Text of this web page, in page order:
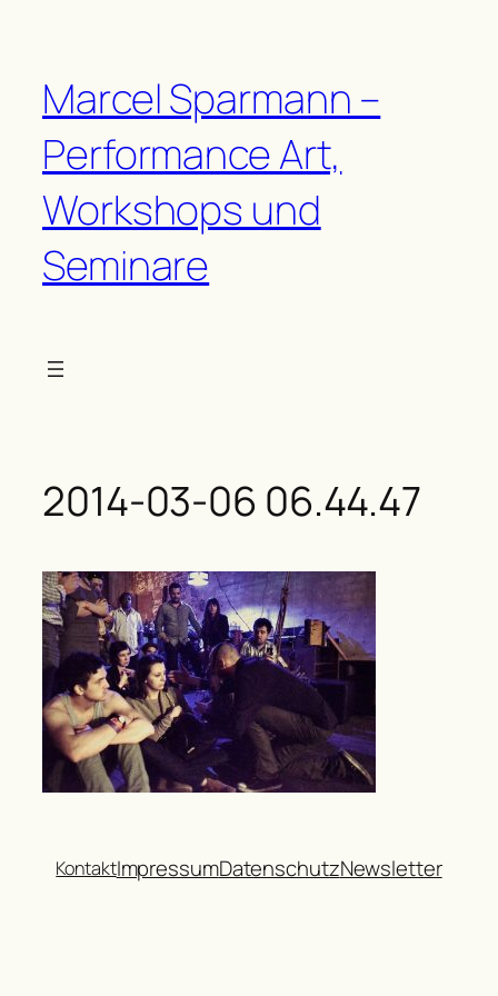
Marcel Sparmann –
Performance Art,
Workshops und
Seminare
2014-03-06 06.44.47
KontaktImpressumDatenschutzNewsletter